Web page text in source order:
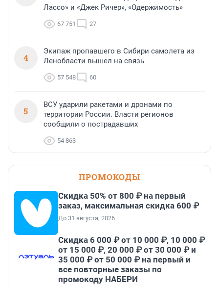
Лассо» и «Джек Ричер», «Одержимость»
67 751 27
4
Экипаж пропавшего в Сибири самолета из
Ленобласти вышел на связь
57 548 60
5
ВСУ ударили ракетами и дронами по
территории России. Власти регионов
сообщили о пострадавших
54 863
ПРОМОКОДЫ
Скидка 50% от 800 ₽ на первый
заказ, максимальная скидка 600 ₽
До 31 августа, 2026
Скидка 6 000 ₽ от 10 000 ₽, 10 000 ₽
от 15 000 ₽, 20 000 ₽ от 30 000 ₽ и
35 000 ₽ от 50 000 ₽ на первый и
все повторные заказы по
промокоду НАБЕРИ